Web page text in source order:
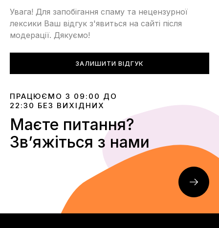
Увага! Для запобігання спаму та нецензурної
лексики Ваш відгук з'явиться на сайті після
модерації. Дякуємо!
ЗАЛИШИТИ ВІДГУК
ПРАЦЮЄМО З 09:00 ДО
22:30 БЕЗ ВИХІДНИХ
Маєте питання?
Звʼяжіться з нами